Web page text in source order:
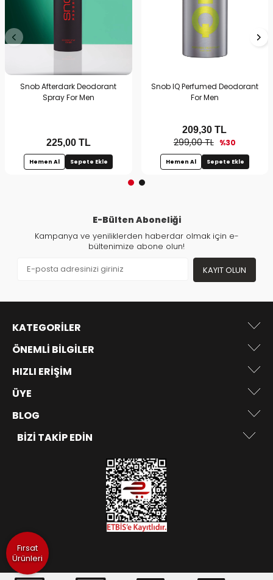
Fırsat
Ürünleri
Snob Afterdark Deodorant
Spray For Men
225,00TL
Hemen Al Sepete Ekle
Snob IQ Perfumed Deodorant
For Men
299,00 TL %30
209,30 TL
Hemen Al Sepete Ekle
E-Bülten Aboneliği
Kampanya ve yeniliklerden haberdar olmak için e-
bültenimize abone olun!
KAYIT OLUN
KATEGORILER
ÖNEMLI BILGILER
HIZLI ERIŞIM
ÜYE
BLOG
BIZI TAKIP EDIN